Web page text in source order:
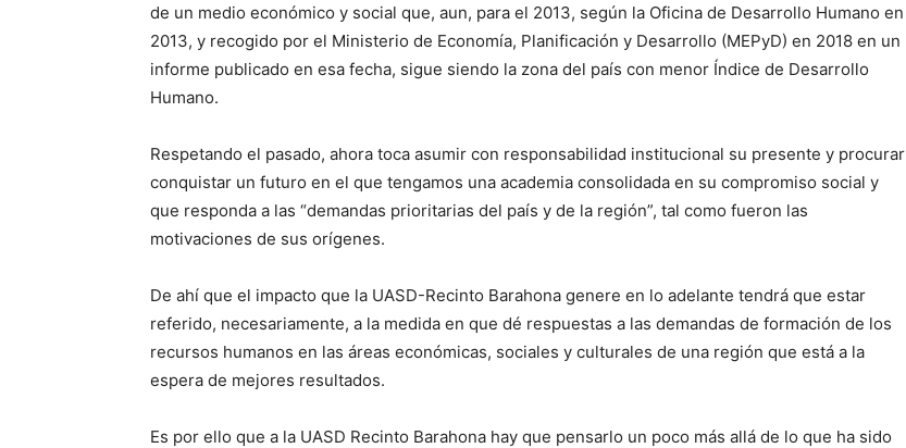
de un medio económico y social que, aun, para el 2013, según la Oficina de Desarrollo Humano en
2013, y recogido por el Ministerio de Economía, Planificación y Desarrollo (MEPyD) en 2018 en un
informe publicado en esa fecha, sigue siendo la zona del país con menor Índice de Desarrollo
Humano.
Respetando el pasado, ahora toca asumir con responsabilidad institucional su presente y procurar
conquistar un futuro en el que tengamos una academia consolidada en su compromiso social y
que responda a las “demandas prioritarias del país y de la región”, tal como fueron las
motivaciones de sus orígenes.
De ahí que el impacto que la UASD-Recinto Barahona genere en lo adelante tendrá que estar
referido, necesariamente, a la medida en que dé respuestas a las demandas de formación de los
recursos humanos en las áreas económicas, sociales y culturales de una región que está a la
espera de mejores resultados.
Es por ello que a la UASD Recinto Barahona hay que pensarlo un poco más allá de lo que ha sido